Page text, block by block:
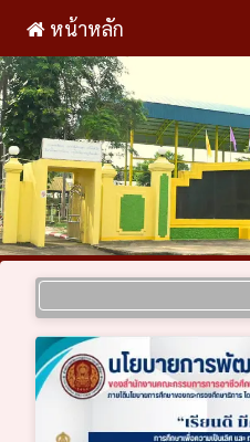
หน้าหลัก